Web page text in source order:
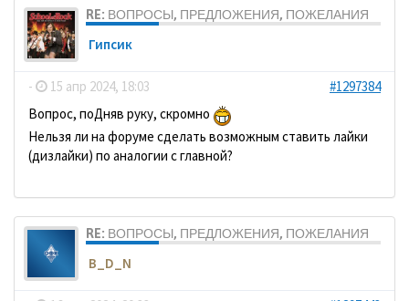
RE: ВОПРОСЫ, ПРЕДЛОЖЕНИЯ, ПОЖЕЛАНИЯ
Гипсик
- 15 апр 2024, 18:03
#1297384
Вопрос, поДняв руку, скромно
Нельзя ли на форуме сделать возможным ставить лайки
(дизлайки) по аналогии с главной?
RE: ВОПРОСЫ, ПРЕДЛОЖЕНИЯ, ПОЖЕЛАНИЯ
B_D_N